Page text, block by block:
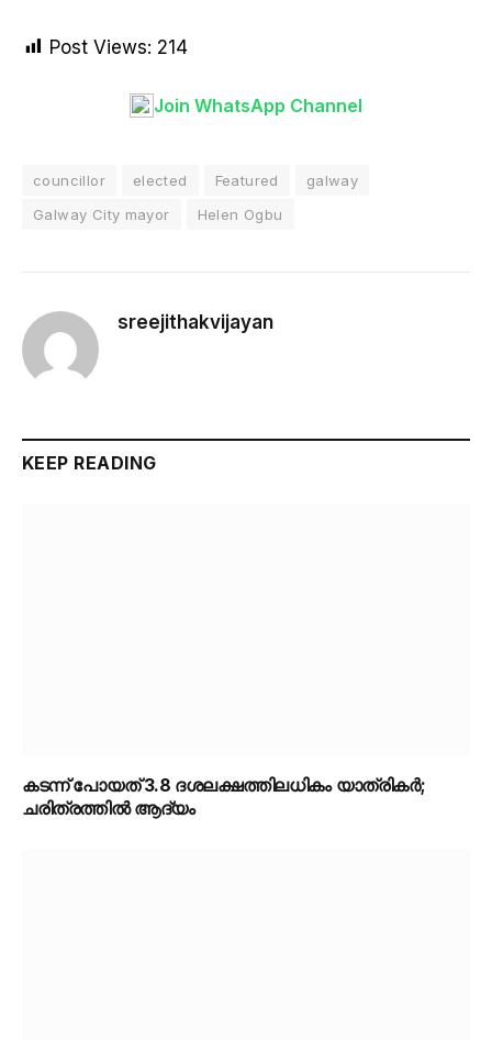
Post Views: 214
Join WhatsApp Channel
councillor elected Featured
galway
Galway City mayor
Helen Ogbu
sreejithakvijayan
KEEP READING
കടന്ന് പോയത് 3.8 ദശലക്ഷത്തിലധികം യാത്രികർ;
ചരിത്രത്തിൽ ആദ്യം